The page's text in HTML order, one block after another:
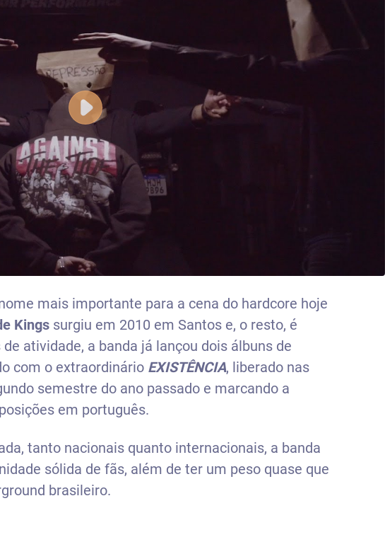
mais importante para a cena do hardcore hoje
Kings surgiu em 2010 em Santos e, o resto, é
atividade, a banda já lançou dois álbuns de
com o extraordinário EXISTÊNCIA, liberado nas
semestre do ano passado e marcando a
em português.
tanto nacionais quanto internacionais, a banda
sólida de fãs, além de ter um peso quase que
brasileiro.